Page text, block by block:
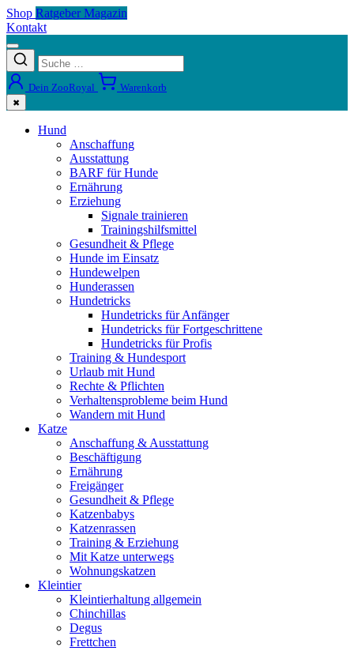
Shop Ratgeber Magazin
Kontakt
Dein ZooRoyal Warenkorb
✖
Hund
Anschaffung
Ausstattung
BARF für Hunde
Ernährung
Erziehung
Signale trainieren
Trainingshilfsmittel
Gesundheit & Pflege
Hunde im Einsatz
Hundewelpen
Hunderassen
Hundetricks
Hundetricks für Anfänger
Hundetricks für Fortgeschrittene
Hundetricks für Profis
Training & Hundesport
Urlaub mit Hund
Rechte & Pflichten
Verhaltensprobleme beim Hund
Wandern mit Hund
Katze
Anschaffung & Ausstattung
Beschäftigung
Ernährung
Freigänger
Gesundheit & Pflege
Katzenbabys
Katzenrassen
Training & Erziehung
Mit Katze unterwegs
Wohnungskatzen
Kleintier
Kleintierhaltung allgemein
Chinchillas
Degus
Frettchen